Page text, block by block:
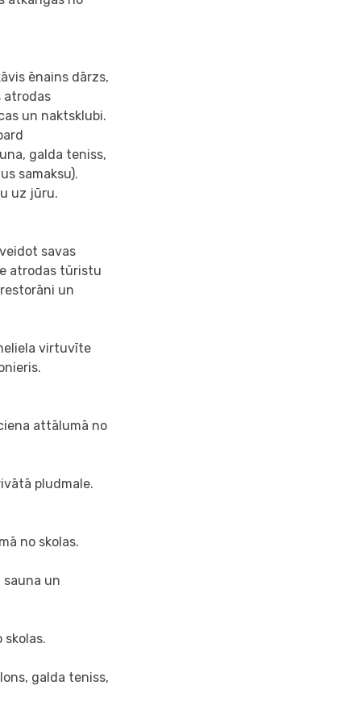
ēnains dārzs,
atrodas
un naktsklubi.
galda teniss,
samaksu).
uz jūru.
savas
atrodas tūristu
un
virtuvīte
attālumā no
pludmale.
no skolas.
sauna un
galda teniss,